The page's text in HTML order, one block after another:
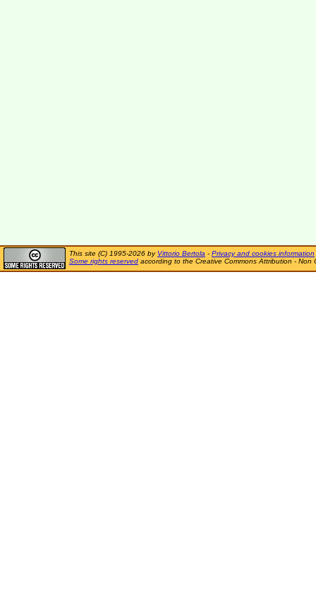
This site (C) 1995-2026 by Vittorio Bertola - Privacy and cookies information
Some rights reserved according to the Creative Commons Attribution - Non